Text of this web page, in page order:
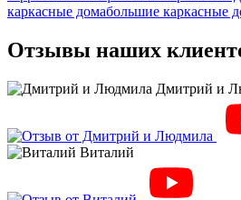
каркасные домабольшие каркасные
Отзывы наших
Дмитрий и
Виталий